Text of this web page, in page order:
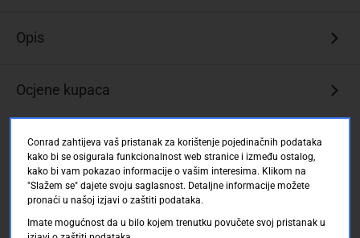
Opis
Ocjene kupaca
Conrad zahtijeva vaš pristanak za korištenje pojedinačnih podataka
kako bi se osigurala funkcionalnost web stranice i između ostalog,
kako bi vam pokazao informacije o vašim interesima. Klikom na
"Slažem se" dajete svoju saglasnost. Detaljne informacije možete
pronaći u našoj izjavi o zaštiti podataka.
Imate mogućnost da u bilo kojem trenutku povučete svoj pristanak u